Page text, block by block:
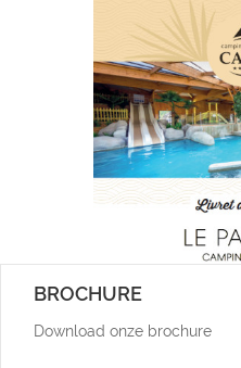
BROCHURE
Download onze brochure